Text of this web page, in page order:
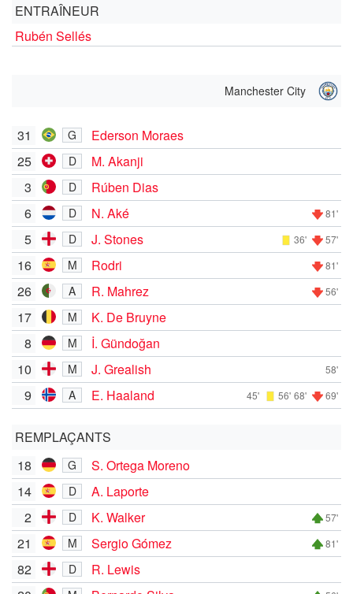
ENTRAÎNEUR
Rubén Sellés
Manchester City
31 G
Ederson Moraes
25
D
M. Akanji
3
D
Rúben Dias
6
D N. Aké 81'
5 D J. Stones 36' 57'
16 M Rodri 81'
26 A R. Mahrez 56'
17 M
K. De Bruyne
8
M
İ. Gündoğan
10
M J. Grealish 58'
9 A E. Haaland 45' 56' 68' 69'
REMPLAÇANTS
18
G
S. Ortega Moreno
14
D
A. Laporte
2
D K. Walker 57'
21 M Sergio Gómez 81'
82 D
R. Lewis